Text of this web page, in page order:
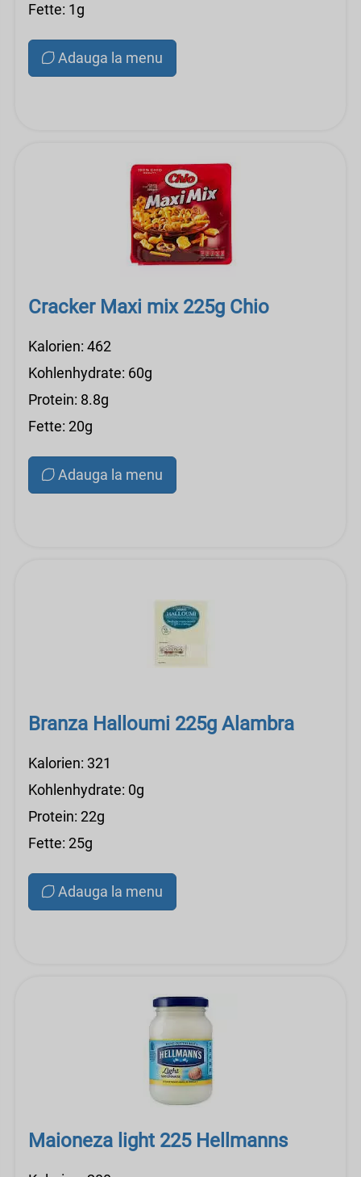
Fette: 1g
Adauga la menu
Cracker Maxi mix 225g Chio
Kalorien: 462
Kohlenhydrate: 60g
Protein: 8.8g
Fette: 20g
Adauga la menu
Branza Halloumi 225g Alambra
Kalorien: 321
Kohlenhydrate: 0g
Protein: 22g
Fette: 25g
Adauga la menu
Maioneza light 225 Hellmanns